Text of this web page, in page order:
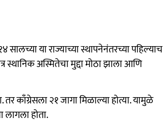
सालच्या या राज्याच्या स्थापनेनंतरच्या पहिल्याच
स्थानिक अस्मितेचा मुद्दा मोठा झाला आणि
काँग्रेसला २१ जागा मिळाल्या होत्या. यामुळे
लागला होता.